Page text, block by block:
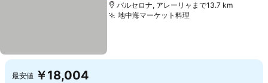
バルセロナ, アレーリャまで13.7 km
地中海マーケット料理料金を表示
最安値 ￥18,004